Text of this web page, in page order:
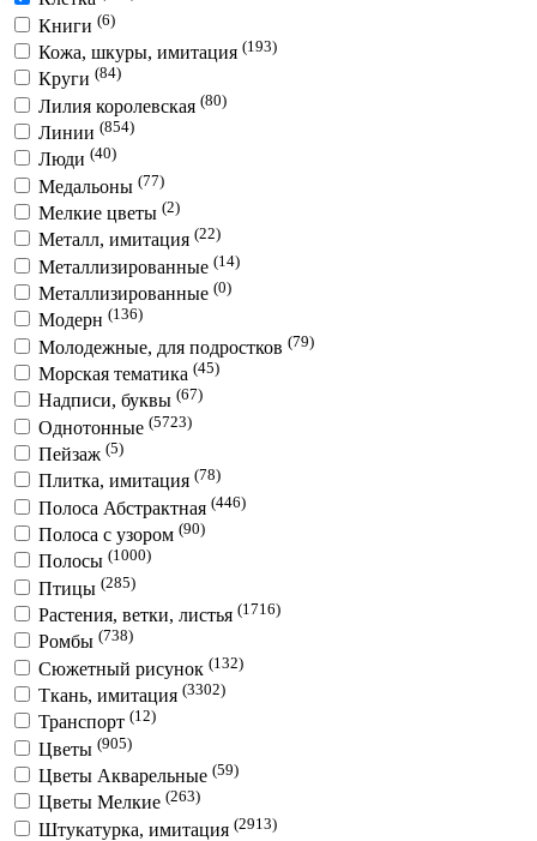
Книги (6)
Кожа, шкуры, имитация (193)
Круги (84)
Лилия королевская (80)
Линии (854)
Люди (40)
Медальоны (77)
Мелкие цветы (2)
Металл, имитация (22)
Металлизированные (14)
Металлизированные (0)
Модерн (136)
Молодежные, для подростков (79)
Морская тематика (45)
Надписи, буквы (67)
Однотонные (5723)
Пейзаж (5)
Плитка, имитация (78)
Полоса Абстрактная (446)
Полоса с узором (90)
Полосы (1000)
Птицы (285)
Растения, ветки, листья (1716)
Ромбы (738)
Сюжетный рисунок (132)
Ткань, имитация (3302)
Транспорт (12)
Цветы (905)
Цветы Акварельные (59)
Цветы Мелкие (263)
Штукатурка, имитация (2913)